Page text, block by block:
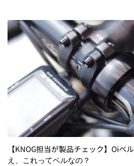
【KNOG担当が製品チェック】Oiベル
え、これってベルなの？